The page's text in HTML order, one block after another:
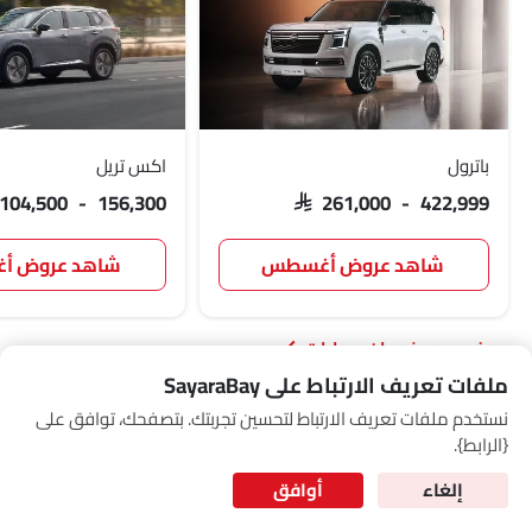
نظام تثبيت مقاعد الأطفال ISOFIX
باترول
SAR 261,000 - 422,999
شاهد عروض أغسطس
اكس تريل
104,500 - 156,300
شاهد عروض
نيسان سيارات
أخبار
ملفات تعريف الارتباط على SayaraBay
نستخدم ملفات تعريف الارتباط لتحسين تجربتك. بتصفحك، توافق على
{الرابط}.
إلغاء
أوافق
for Better Experience & Regular updates
I have read and agree to the of Cardekho
SEA